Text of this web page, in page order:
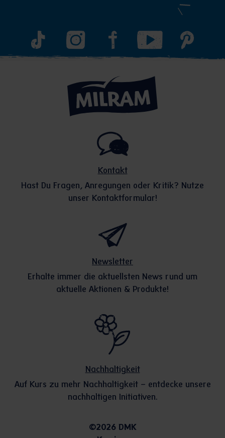
Kontakt
Hast Du Fragen, Anregungen oder Kritik? Nutze
unser Kontaktformular!
Newsletter
Erhalte immer die aktuellsten News rund um
aktuelle Aktionen & Produkte!
Nachhaltigkeit
Auf Kurs zu mehr Nachhaltigkeit – entdecke unsere
nachhaltigen Initiativen.
©2026 DMK